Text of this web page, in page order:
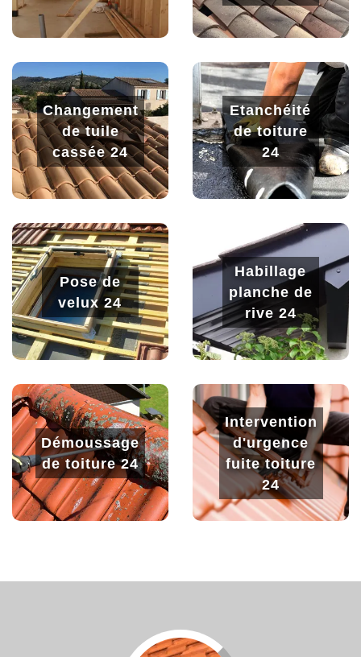
Changement
de tuile
cassée 24
Etanchéité
de toiture
24
Pose de
velux 24
Habillage
planche de
rive 24
Démoussage
de toiture 24
Intervention
d'urgence
fuite toiture
24